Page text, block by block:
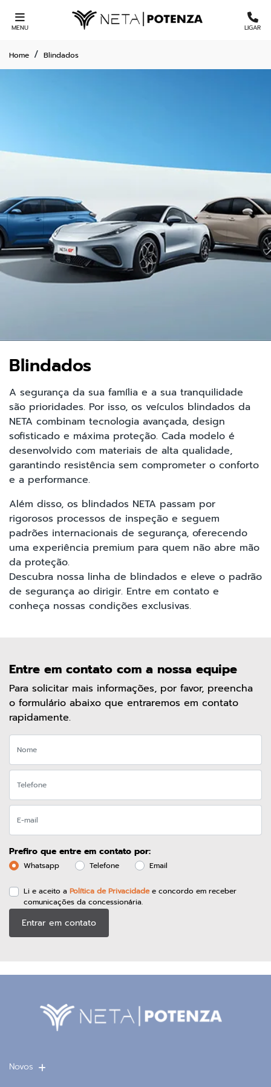
MENU LIGAR
Home Blindados
Blindados
A segurança da sua família e a sua tranquilidade
são prioridades. Por isso, os veículos blindados da
NETA combinam tecnologia avançada, design
sofisticado e máxima proteção. Cada modelo é
desenvolvido com materiais de alta qualidade,
garantindo resistência sem comprometer o conforto
e a performance.
Além disso, os blindados NETA passam por
rigorosos processos de inspeção e seguem
padrões internacionais de segurança, oferecendo
uma experiência premium para quem não abre mão
da proteção.
Descubra nossa linha de blindados e eleve o padrão
de segurança ao dirigir. Entre em contato e
conheça nossas condições exclusivas.
Entre em contato com a nossa equipe
Para solicitar mais informações, por favor, preencha
o formulário abaixo que entraremos em contato
rapidamente.
Prefiro que entre em contato por:
Whatsapp Telefone Email
Li e aceito a Política de Privacidadee concordo em receber
comunicações da concessionária.
Entrar em contato
Novos